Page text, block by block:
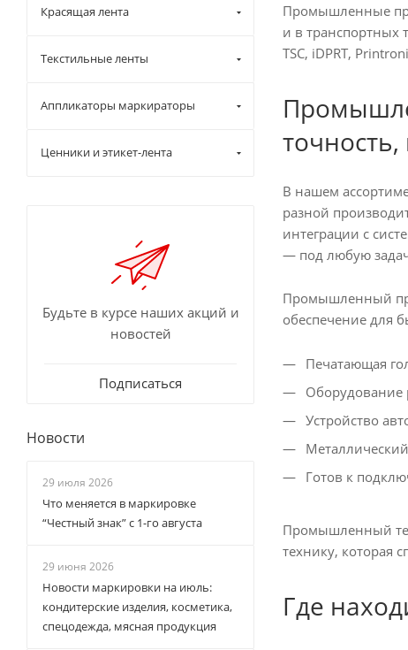
Промышленные
и в транспортных
TSC, iDPRT,
В нашем
разной
интеграции с
— под любую
Промышленный
обеспечение для
Печатающая
Оборудование
Устройство
Готов к
Промышленный
технику, которая
Где
Красящая лента
Текстильные ленты
Аппликаторы маркираторы
Ценники и этикет-лента
Будьте в курсе наших акций и
новостей
Подписаться
Новости
29 июля 2026
Что меняется в маркировке
“Честный знак” с 1-го августа
29 июня 2026
Новости маркировки на июль:
кондитерские изделия, косметика,
спецодежда, мясная продукция